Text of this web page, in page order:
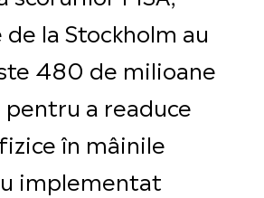
la Stockholm au
480 de milioane
a readuce
în mâinile
implementat